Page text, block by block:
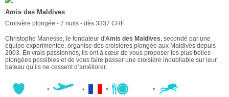
Amis des Maldives
Croisière plongée - 7 nuits - dès 3337 CHF
Christophe Manesse, le fondateur d'Amis des Maldives, secondé par une
équipe expérimentée, organise des croisières plongée aux Maldives depuis
2003. En vrais passionnés, ils ont à cœur de vous proposer les plus belles
plongées possibles et de vous faire passer une croisière inoubliable sur leur
bateau qu’ils ne cessent d’améliorer.